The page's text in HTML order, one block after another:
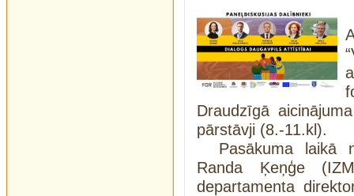
Draudzīgā
pārstāvji (8.-11.kl).
Pasākuma laikā
Randa Ķeņģe
departamenta